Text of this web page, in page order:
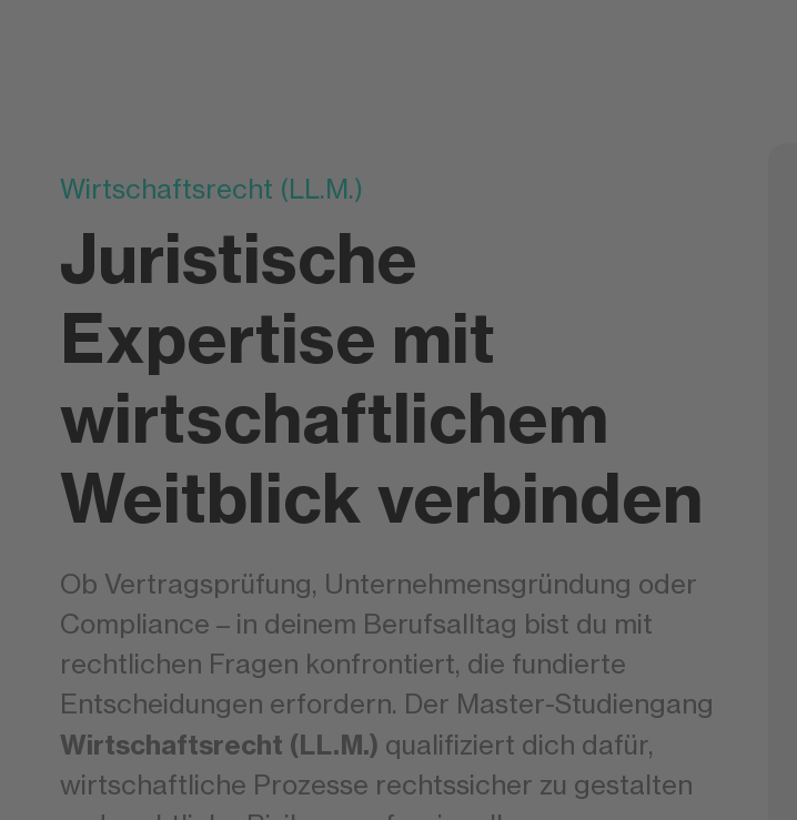
Wirtschaftsrecht (LL.M.)
Juristische
Expertise mit
wirtschaftlichem
Weitblick verbinden
Ob Vertragsprüfung, Unternehmensgründung oder
Compliance – in deinem Berufsalltag bist du mit
rechtlichen Fragen konfrontiert, die fundierte
Entscheidungen erfordern. Der Master-Studiengang
Wirtschaftsrecht (LL.M.) qualifiziert dich dafür,
wirtschaftliche Prozesse rechtssicher zu gestalten